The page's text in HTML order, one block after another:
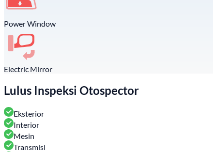
Power Window
Electric Mirror
Lulus Inspeksi Otospector
Eksterior
Interior
Mesin
Transmisi